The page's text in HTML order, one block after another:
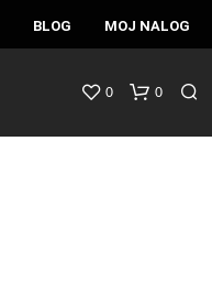
BLOG MOJ NALOG
0 0